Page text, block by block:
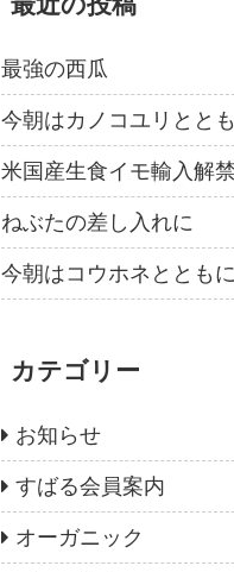
最強の西瓜
今朝はカノコユリとと
米国産生食イモ輸入解禁
ねぶたの差し入れに
今朝はコウホネとともに
カテゴリー
お知らせ
すばる会員案内
オーガニック